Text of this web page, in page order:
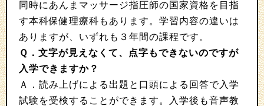
同時にあんまマッサージ指圧師の国家資格を目指
す本科保健理療科もあります。学習内容の違いは
ありますが、いずれも３年間の課程です。
Ｑ．文字が見えなくて、点字もできないのですが
入学できますか？
Ａ．読み上げによる出題と口頭による回答で入学
試験を受検することができます。入学後も音声教